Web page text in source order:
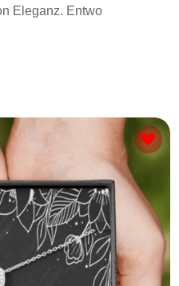
Eleganz. Entwo